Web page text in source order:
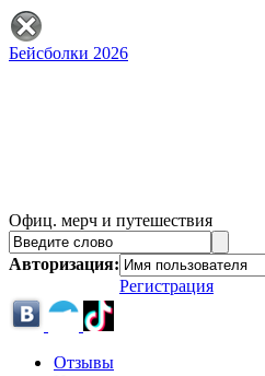
Бейсболки 2026
Офиц. мерч и путешествия
Авторизация:
Регистрация
Отзывы